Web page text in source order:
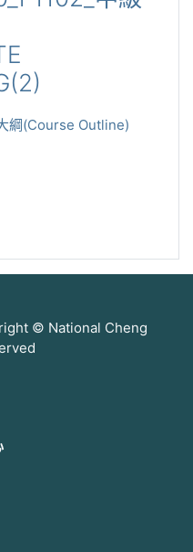
綱(Course Outline)
© National Cheng